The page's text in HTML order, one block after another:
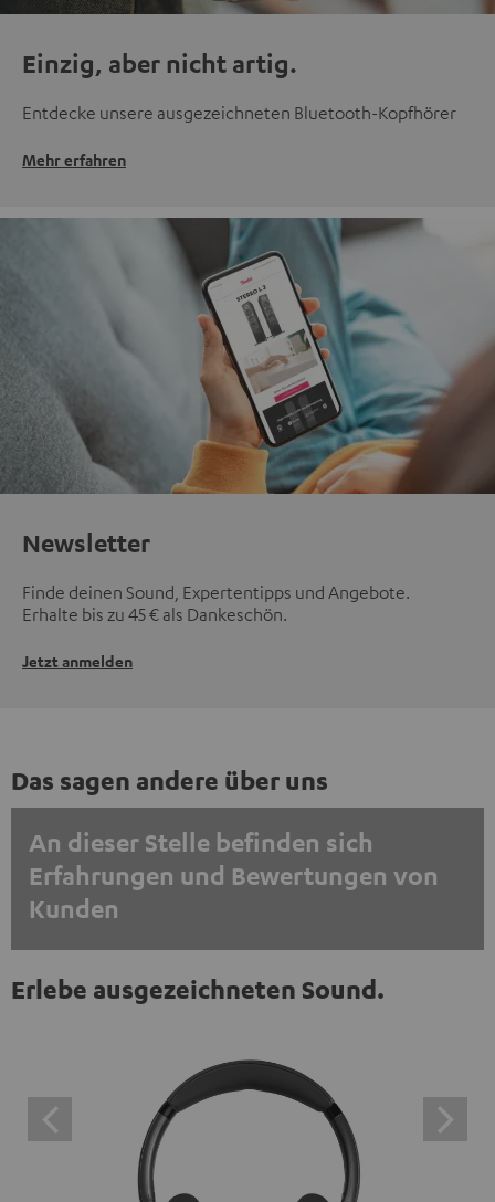
Einzig, aber nicht artig.
Entdecke unsere ausgezeichneten Bluetooth-Kopfhörer
Mehr erfahren
Newsletter
Finde deinen Sound, Expertentipps und Angebote.
Erhalte bis zu 45 € als Dankeschön.
Jetzt anmelden
Das sagen andere über uns
An dieser Stelle befinden sich
Erfahrungen und Bewertungen von
Kunden
EINMALIG ZUSTIMMEN UND ANZEIGEN
Trustpilot‑Bewertungen sind externe Inhalte. Der
externe Inhalt kann hier mit nur einem Klick angezeigt
werden. Mit dem Anklicken des Inhalts wird zugestimmt,
dass externe Inhalte angezeigt werden. Dabei können
personenbezogene Daten an Drittplattformen
Erlebe ausgezeichneten Sound.